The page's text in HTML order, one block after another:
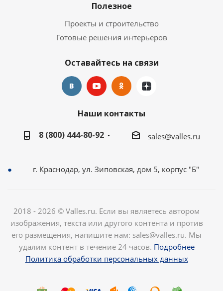
Полезное
Проекты и строительство
Готовые решения интерьеров
Оставайтесь на связи
Наши контакты
8 (800) 444-80-92
sales@valles.ru
г. Краснодар, ул. Зиповская, дом 5, корпус "Б"
2018 - 2026 © Valles.ru. Если вы являетесь автором
изображения, текста или другого контента и против
его размещения, напишите нам: sales@valles.ru. Мы
удалим контент в течение 24 часов. Подробнее
Политика обработки персональных данных